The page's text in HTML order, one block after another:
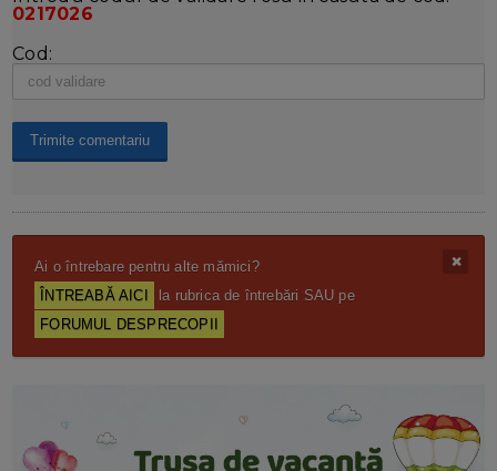
0217026
Cod:
Ai o întrebare pentru alte mămici?
ÎNTREABĂ AICI
la rubrica de întrebări SAU pe
FORUMUL DESPRECOPII